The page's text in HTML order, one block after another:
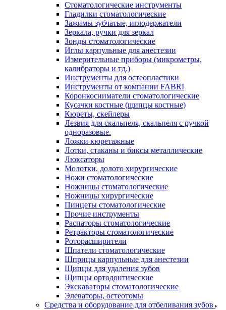
Стоматологические инструменты
Гладилки стоматологические
Зажимы зубчатые, иглодержатели
Зеркала, ручки для зеркал
Зонды стоматологические
Иглы карпульные для анестезии
Измерительные приборы (микрометры,
калибраторы и тд.)
Инструменты для остеопластики
Инструменты от компании FABRI
Коронкосниматели стоматологические
Кусачки костные (щипцы костные)
Кюреты, скейлеры
Лезвия для скальпеля, скальпеля с ручкой
одноразовые.
Ложки кюретажные
Лотки, стаканы и биксы металлические
Люксаторы
Молотки, долото хирургические
Ножи стоматологические
Ножницы стоматологические
Ножницы хирургические
Пинцеты стоматологические
Прочие инструменты
Распаторы стоматологические
Ретракторы стоматологические
Роторасширители
Шпатели стоматологические
Шприцы карпульные для анестезии
Щипцы для удаления зубов
Щипцы ортодонтические
Экскаваторы стоматологические
Элеваторы, остеотомы
Средства и оборудование для отбеливания зубов